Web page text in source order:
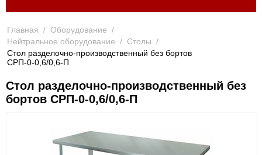
Главная / Оборудование /
Нейтральное оборудование / Столы /
Стол разделочно-производственный без бортов
СРП-0-0,6/0,6-П
Стол разделочно-производственный без
бортов СРП-0-0,6/0,6-П